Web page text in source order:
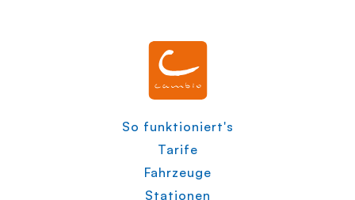
So funktioniert's
Tarife
Fahrzeuge
Stationen